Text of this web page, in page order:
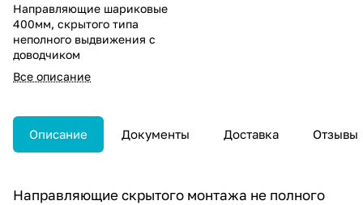
Направляющие шариковые
400мм, скрытого типа
неполного выдвижения с
доводчиком
Все описание
Описание Документы Доставка Отзывы
Направляющие скрытого монтажа не полного